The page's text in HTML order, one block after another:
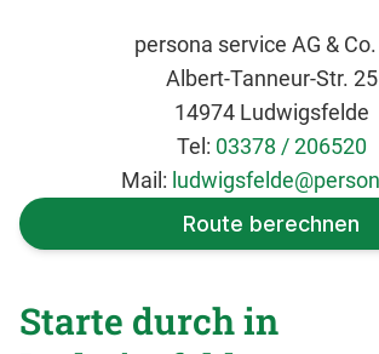
persona service AG & Co.
Albert-Tanneur-Str. 25
14974 Ludwigsfelde
Tel: 03378 / 206520
Mail:
Route berechnen
Starte durch in